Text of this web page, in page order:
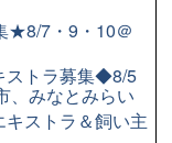
★8/7・9・10＠
ストラ募集◆8/5
、みなとみらい
ストラ＆飼い主